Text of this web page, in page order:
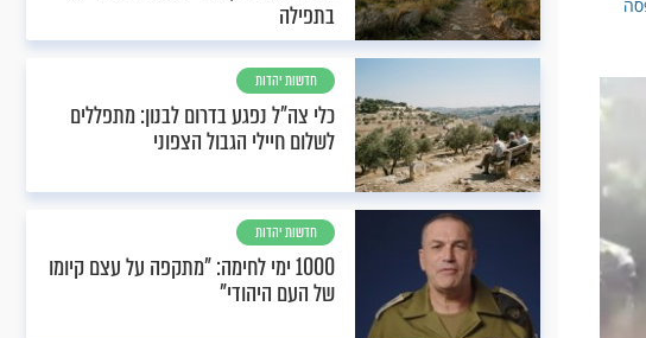
בתפילה
חדשות יהדות
כלי צה"ל נפגע בדרום לבנון: מתפללים
לשלום חיילי הגבול הצפוני
חדשות יהדות
1000 ימי לחימה: "מתקפה על עצם קיומו
של העם היהודי"